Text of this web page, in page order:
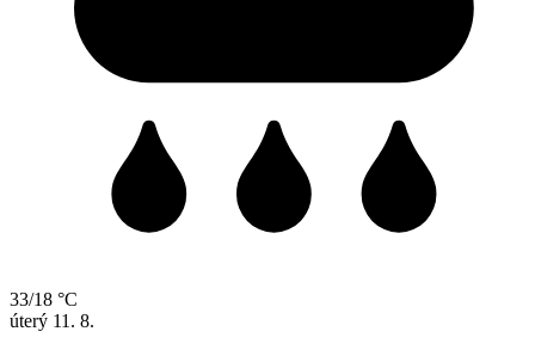
33/18 °C
úterý 11. 8.